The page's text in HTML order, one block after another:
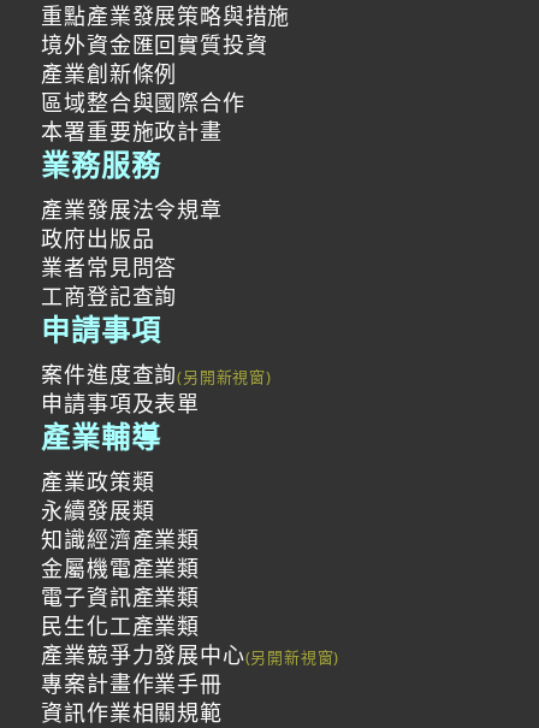
重點產業發展策略與措施
境外資金匯回實質投資
產業創新條例
區域整合與國際合作
本署重要施政計畫
業務服務
產業發展法令規章
政府出版品
業者常見問答
工商登記查詢
申請事項
案件進度查詢
申請事項及表單
產業輔導
產業政策類
永續發展類
知識經濟產業類
金屬機電產業類
電子資訊產業類
民生化工產業類
產業競爭力發展中心
專案計畫作業手冊
資訊作業相關規範